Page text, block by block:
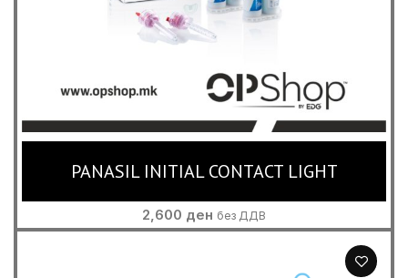
PANASIL INITIAL CONTACT LIGHT
2,600 ден без ДДВ